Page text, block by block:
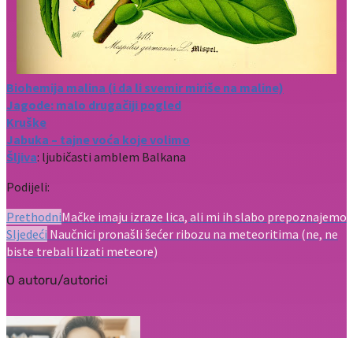
Biohemija malina (i da li svemir miriše na maline)
Jagode: malo drugačiji pogled
Kruške
Jabuka – tajne voća koje volimo
Šljiva: ljubičasti amblem Balkana
Podijeli:
PrethodniMačke imaju izraze lica, ali mi ih slabo prepoznajemo
Sljedeći Naučnici pronašli šećer ribozu na meteoritima (ne, ne
biste trebali lizati meteore)
O autoru/autorici